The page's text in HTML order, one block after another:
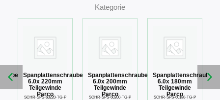
Kategorie
Spanplattenschraube
6.0x 220mm
Teilgewinde
Parco
SCHR-SPS-60220-TG-P
Spanplattenschraube
6.0x 200mm
Teilgewinde
Parco
SCHR-SPS-60200-TG-P
Spanplattenschraube
6.0x 180mm
Teilgewinde
Parco
SCHR-SPS-60180-TG-P